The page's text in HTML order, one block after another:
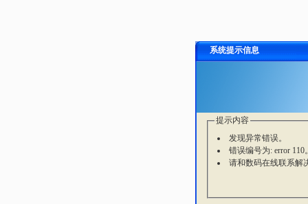
系统提示信息
提示内容
发现异常错误。
错误编号为: error 110
请和数码在线联系解